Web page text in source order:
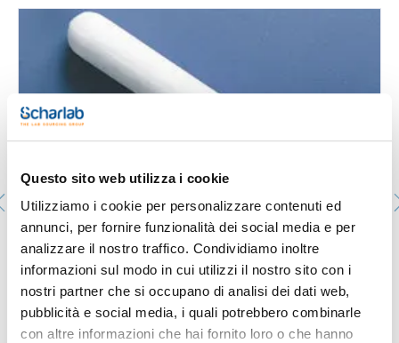
Questo sito web utilizza i cookie
Utilizziamo i cookie per personalizzare contenuti ed
annunci, per fornire funzionalità dei social media e per
analizzare il nostro traffico. Condividiamo inoltre
informazioni sul modo in cui utilizzi il nostro sito con i
nostri partner che si occupano di analisi dei dati web,
pubblicità e social media, i quali potrebbero combinarle
con altre informazioni che hai fornito loro o che hanno
- Con anello di sicurezza per sversamenti;
- Regolazione elettronica della velocità ed energia
dell'apparecchio;
- Da 50 a 350 ºC con precisione del 2%;
- Con dispositivo per adattare mantelli riscaldanti.
Pannello di controllo:
- Interruttore di accensione con indicatore luminoso per il
riscaldamento e la velocità di agitazione;
- Regolatore della velocità;
riscaldamento;
- Viene fornito con agitatore rivestito di PTFE di diametro 8
mm e lunghezza 40 mm e asta di supporto.
- Connessione posteriore per collegare: termometro
elettronico 'Sensoterm II' e regolatore di temperatura
'Electemp'.
Ancorette cilindriche Ø esterno (mm) 6 Lunghezza
totale (mm) 20
022-137115
Confezionamento: x 10 u.
Disponibilità:Controlla le scorte
Il mio prezzo
Acquista